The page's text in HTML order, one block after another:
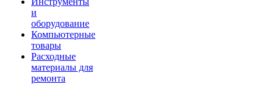
и
оборудование
Компьютерные
товары
Расходные
материалы для
ремонта